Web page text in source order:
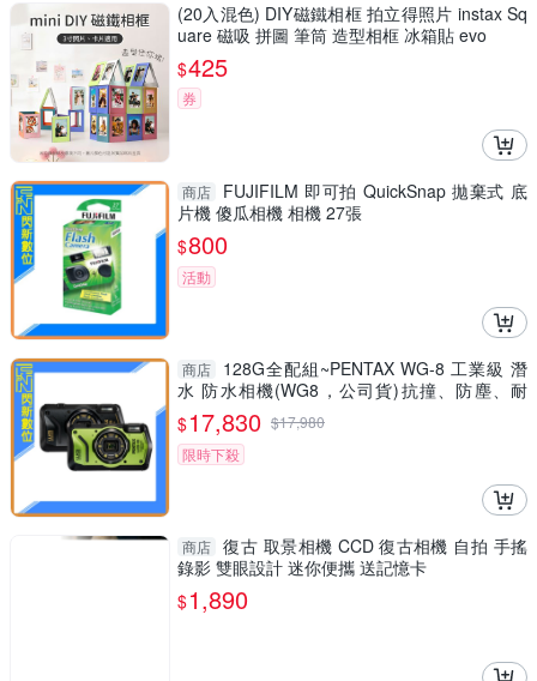
(20入混色) DIY磁鐵相框 拍立得照片 instax Sq
uare 磁吸 拼圖 筆筒 造型相框 冰箱貼 evo
$425
券
商店
FUJIFILM 即可拍 QuickSnap 拋棄式 底
片機 傻瓜相機 相機 27張
$800
活動
商店
128G全配組~PENTAX WG-8 工業級 潛
水 防水相機(WG8，公司貨)抗撞、防塵、耐
寒、4K
$17,830 $17,980
限時下殺
商店 復古 取景相機 CCD 復古相機 自拍 手搖
錄影 雙眼設計 迷你便攜 送記憶卡
$1,890